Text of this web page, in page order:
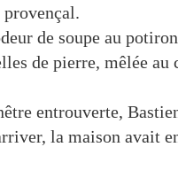
provençal.
de soupe au
de pierre, mêlée au
entrouverte,
la maison avait